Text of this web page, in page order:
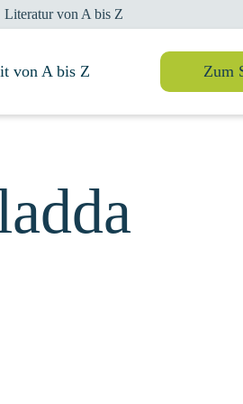
Literatur von A bis Z
von A bis Z Zum